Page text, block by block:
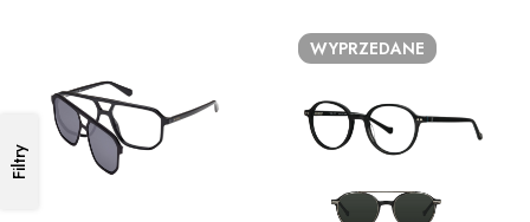
Filtry
WYPRZEDANE